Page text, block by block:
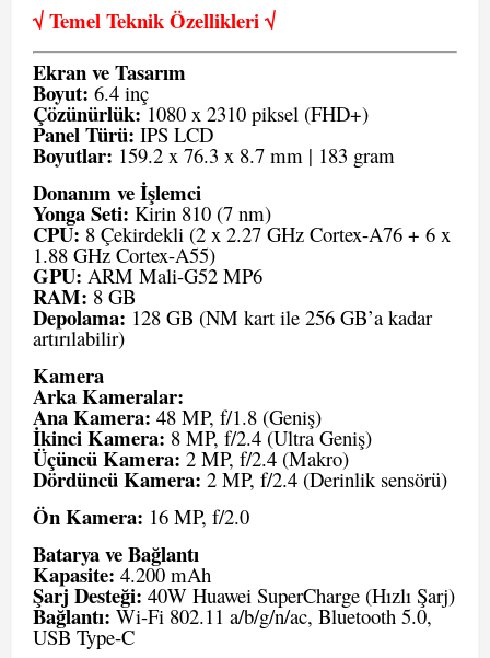
√ Temel Teknik Özellikleri √
Ekran ve Tasarım
Boyut: 6.4 inç
Çözünürlük:1080 x 2310 piksel (FHD+)
Panel Türü: IPS LCD
Boyutlar: 159.2 x 76.3 x 8.7 mm | 183 gram
Donanım ve İşlemci
Yonga Seti: Kirin 810 (7 nm)
CPU: 8 Çekirdekli (2 x 2.27 GHz Cortex-A76 + 6 x
1.88 GHz Cortex-A55)
GPU: ARM Mali-G52 MP6
RAM: 8 GB
Depolama: 128 GB (NM kart ile 256 GB’a kadar
artırılabilir)
Kamera
Arka Kameralar:
Ana Kamera: 48 MP, f/1.8 (Geniş)
İkinci Kamera: 8 MP, f/2.4 (Ultra Geniş)
Üçüncü Kamera: 2 MP, f/2.4 (Makro)
Dördüncü Kamera: 2 MP, f/2.4 (Derinlik sensörü)
Ön Kamera: 16 MP, f/2.0
Batarya ve Bağlantı
Kapasite: 4.200 mAh
Şarj Desteği: 40W Huawei SuperCharge (Hızlı Şarj)
Bağlantı: Wi-Fi 802.11 a/b/g/n/ac, Bluetooth 5.0,
USB Type-C